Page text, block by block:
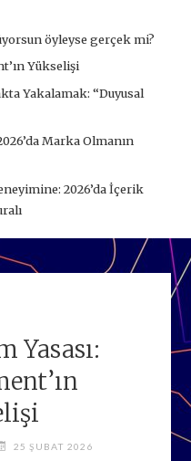
öyleyse gerçek mi?
Yükselişi
Yakalamak: “Duyusal
Marka Olmanın
2026’da İçerik
Yasası:
25 ŞUBAT 2026